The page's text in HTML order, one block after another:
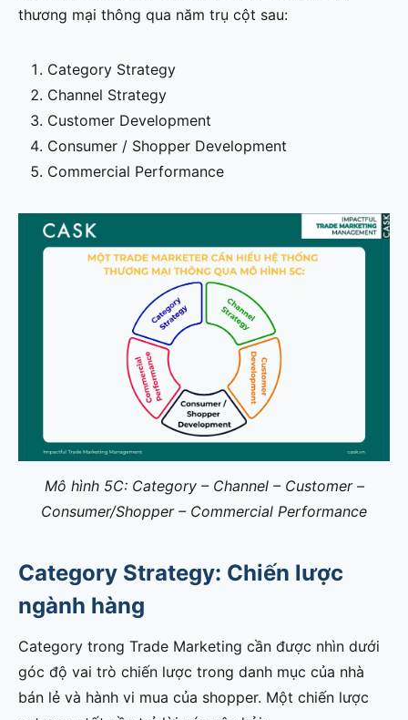
thương mại thông qua năm trụ cột sau:
Category Strategy
Channel Strategy
Customer Development
Consumer / Shopper Development
Commercial Performance
Mô hình 5C: Category – Channel – Customer –
Consumer/Shopper – Commercial Performance
Category Strategy: Chiến lược
ngành hàng
Category trong Trade Marketing cần được nhìn dưới
góc độ vai trò chiến lược trong danh mục của nhà
bán lẻ và hành vi mua của shopper. Một chiến lược